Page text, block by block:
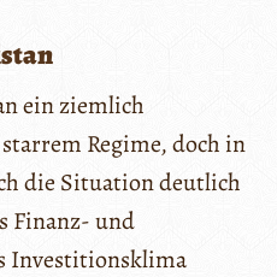
ein ziemlich
Regime, doch in
die Situation deutlich
Finanz- und
Investitionsklima